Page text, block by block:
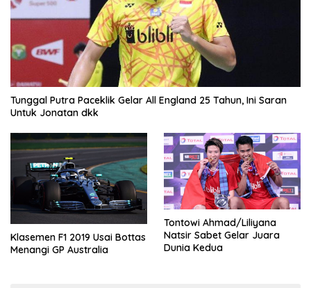
Tunggal Putra Paceklik Gelar All England 25 Tahun, Ini Saran
Untuk Jonatan dkk
Klasemen F1 2019 Usai Bottas
Menangi GP Australia
Tontowi Ahmad/Liliyana
Natsir Sabet Gelar Juara
Dunia Kedua